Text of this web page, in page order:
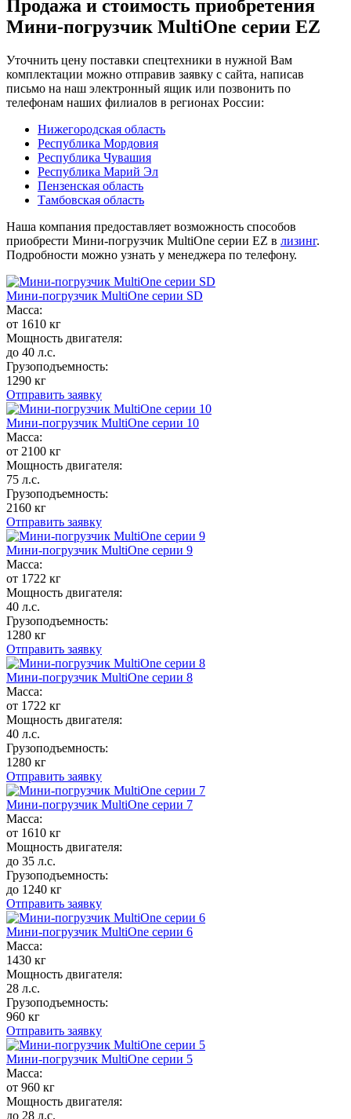
Продажа и cтоимость приобретения
Мини-погрузчик MultiОne серии EZ
Уточнить цену поставки спецтехники в нужной Вам
комплектации можно отправив заявку с сайта, написав
письмо на наш электронный ящик или позвонить по
телефонам наших филиалов в регионах России:
Нижегородская область
Республика Мордовия
Республика Чувашия
Республика Марий Эл
Пензенская область
Тамбовская область
Наша компания предоставляет возможность способов
приобрести Мини-погрузчик MultiОne серии EZ в лизинг.
Подробности можно узнать у менеджера по телефону.
Мини-погрузчик MultiОne серии SD
Масса:
от 1610 кг
Мощность двигателя:
до 40 л.с.
Грузоподъемность:
1290 кг
Отправить заявку
Мини-погрузчик MultiОne серии 10
Масса:
от 2100 кг
Мощность двигателя:
75 л.с.
Грузоподъемность:
2160 кг
Отправить заявку
Мини-погрузчик MultiОne серии 9
Масса:
от 1722 кг
Мощность двигателя:
40 л.с.
Грузоподъемность:
1280 кг
Отправить заявку
Мини-погрузчик MultiОne серии 8
Масса:
от 1722 кг
Мощность двигателя:
40 л.с.
Грузоподъемность:
1280 кг
Отправить заявку
Мини-погрузчик MultiОne серии 7
Масса:
от 1610 кг
Мощность двигателя:
до 35 л.с.
Грузоподъемность:
до 1240 кг
Отправить заявку
Мини-погрузчик MultiОne серии 6
Масса:
1430 кг
Мощность двигателя:
28 л.с.
Грузоподъемность:
960 кг
Отправить заявку
Мини-погрузчик MultiОne серии 5
Масса:
от 960 кг
Мощность двигателя:
до 28 л.с.